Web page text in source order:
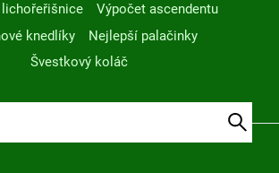
lichořeřišnice
Výpočet ascendentu
knedlíky
Nejlepší palačinky
Švestkový koláč